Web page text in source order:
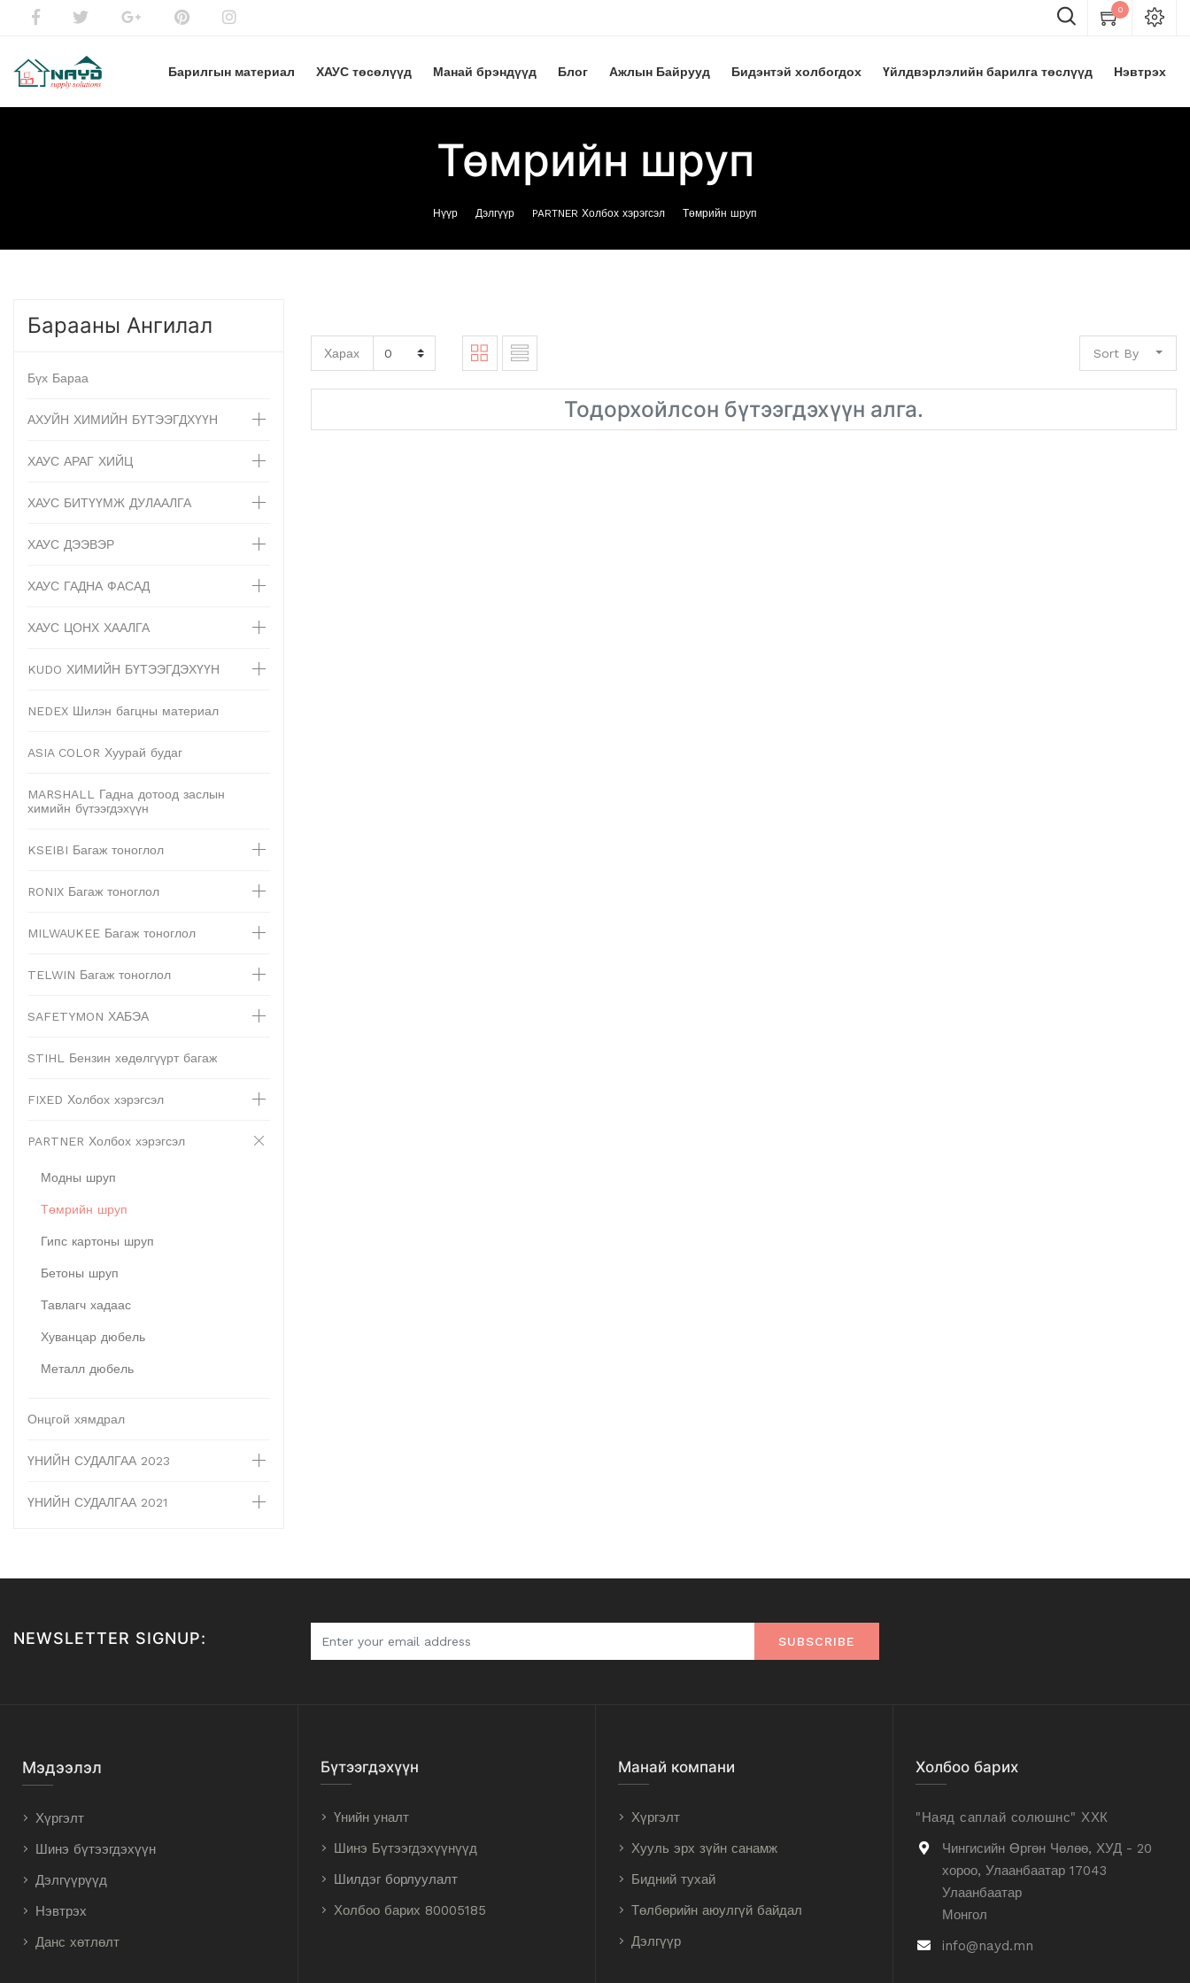
0
Барилгын материал ХАУС төсөлүүд Манай брэндүүд Блог Ажлын Байрууд Бидэнтэй холбогдох Үйлдвэрлэлийн барилга төслүүд Нэвтрэх
Төмрийн шруп
Нүүр Дэлгүүр PARTNER Холбох хэрэгсэл Төмрийн шруп
Барааны Ангилал
Бүх Бараа
АХУЙН ХИМИЙН БҮТЭЭГДХҮҮН
ХАУС АРАГ ХИЙЦ
ХАУС БИТҮҮМЖ ДУЛААЛГА
ХАУС ДЭЭВЭР
ХАУС ГАДНА ФАСАД
ХАУС ЦОНХ ХААЛГА
KUDO ХИМИЙН БҮТЭЭГДЭХҮҮН
NEDEX Шилэн багцны материал
ASIA COLOR Хуурай будаг
MARSHALL Гадна дотоод заслын
химийн бүтээгдэхүүн
KSEIBI Багаж тоноглол
RONIX Багаж тоноглол
MILWAUKEE Багаж тоноглол
TELWIN Багаж тоноглол
SAFETYMON ХАБЭА
STIHL Бензин хөдөлгүүрт багаж
FIXED Холбох хэрэгсэл
PARTNER Холбох хэрэгсэл
Модны шруп
Төмрийн шруп
Гипс картоны шруп
Бетоны шруп
Тавлагч хадаас
Хуванцар дюбель
Металл дюбель
Онцгой хямдрал
ҮНИЙН СУДАЛГАА 2023
ҮНИЙН СУДАЛГАА 2021
Харах Sort By
Тодорхойлсон бүтээгдэхүүн алга.
NEWSLETTER SIGNUP: SUBSCRIBE
Мэдээлэл
Хүргэлт
Шинэ бүтээгдэхүүн
Дэлгүүрүүд
Нэвтрэх
Данс хөтлөлт
Бүтээгдэхүүн
Үнийн уналт
Шинэ Бүтээгдэхүүнүүд
Шилдэг борлуулалт
Холбоо барих 80005185
Манай компани
Хүргэлт
Хууль эрх зүйн санамж
Бидний тухай
Төлбөрийн аюулгүй байдал
Дэлгүүр
Холбоо барих
"Наяд саплай солюшнс" ХХК
Чингисийн Өргөн Чөлөө, ХУД - 20
хороо, Улаанбаатар 17043
Улаанбаатар
Монгол
info@nayd.mn